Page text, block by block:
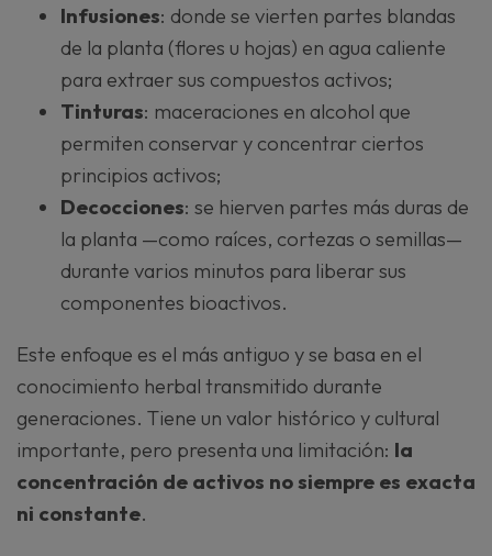
Infusiones: donde se vierten partes blandas
de la planta (flores u hojas) en agua caliente
para extraer sus compuestos activos;
Tinturas: maceraciones en alcohol que
permiten conservar y concentrar ciertos
principios activos;
Decocciones: se hierven partes más duras de
la planta —como raíces, cortezas o semillas—
durante varios minutos para liberar sus
componentes bioactivos.
Este enfoque es el más antiguo y se basa en el
conocimiento herbal transmitido durante
generaciones. Tiene un valor histórico y cultural
importante, pero presenta una limitación: la
concentración de activos no siempre es exacta
ni constante.